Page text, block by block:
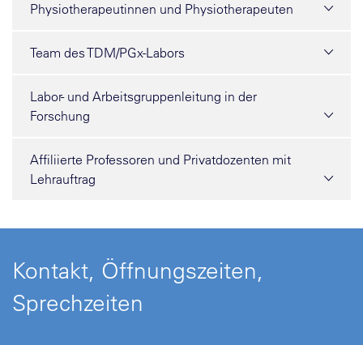
Physiotherapeutinnen und Physiotherapeuten
Team des TDM/PGx-Labors
Labor- und Arbeitsgruppenleitung in der
Forschung
Affiliierte Professoren und Privatdozenten mit
Lehrauftrag
Kontakt, Öffnungszeiten,
Sprechzeiten